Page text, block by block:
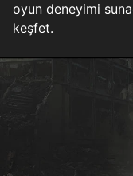
oyun deneyimi
keşfet.